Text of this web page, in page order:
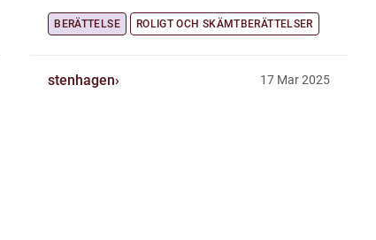
BERÄTTELSE ROLIGT OCH SKÄMTBERÄTTELSER
stenhagen 17 Mar 2025